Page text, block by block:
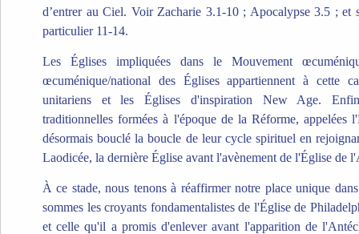
d’entrer au Ciel. Voir Zacharie 3.1-10 ; Apocalypse 3.5 ; et
particulier 11-14.
Les Églises impliquées dans le Mouvement
œcuménique/national des Églises appartiennent à cette
unitariens et les Églises d'inspiration New Age.
traditionnelles formées à l'époque de la Réforme, appelées
désormais bouclé la boucle de leur cycle spirituel en
Laodicée, la dernière Église avant l'avènement de l'Église de
À ce stade, nous tenons à réaffirmer notre place unique
sommes les croyants fondamentalistes de l'Église de
et celle qu'il a promis d'enlever avant l'apparition de